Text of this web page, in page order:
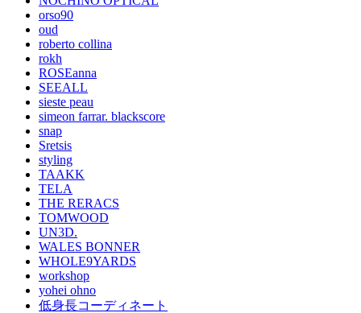
orso90
oud
roberto collina
rokh
ROSEanna
SEEALL
sieste peau
simeon farrar. blackscore
snap
Sretsis
styling
TAAKK
TELA
THE RERACS
TOMWOOD
UN3D.
WALES BONNER
WHOLE9YARDS
workshop
yohei ohno
低身長コーディネート